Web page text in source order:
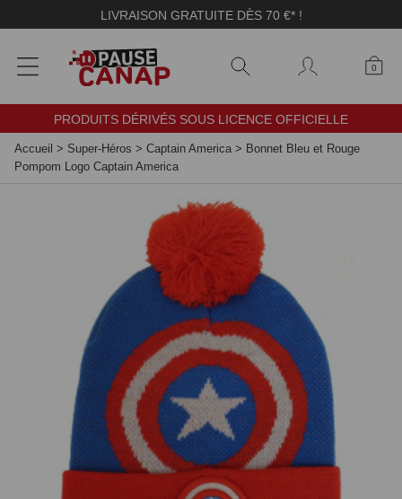
LIVRAISON GRATUITE DÈS 70 €* !
0
PRODUITS DÉRIVÉS SOUS LICENCE OFFICIELLE
Accueil > Super-Héros > Captain America > Bonnet Bleu et Rouge
Pompom Logo Captain America
Panneau de gestion des cookies